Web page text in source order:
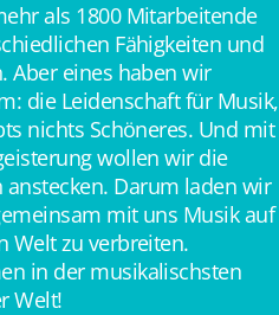
als 1800 Mitarbeitende
Fähigkeiten und
Aber eines haben wir
die Leidenschaft für Musik,
nichts Schöneres. Und mit
wollen wir die
anstecken. Darum laden wir
mit uns Musik auf
Welt zu verbreiten.
in der musikalischsten
Welt!